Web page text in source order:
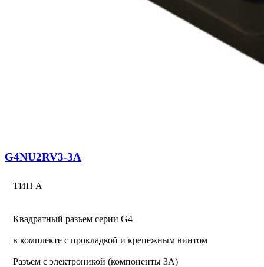
G4NU2RV3-3A
ТИП А
Квадратный разъем серии G4
в комплекте с прокладкой и крепежным винтом
Разъем с электроникой (компоненты 3A)